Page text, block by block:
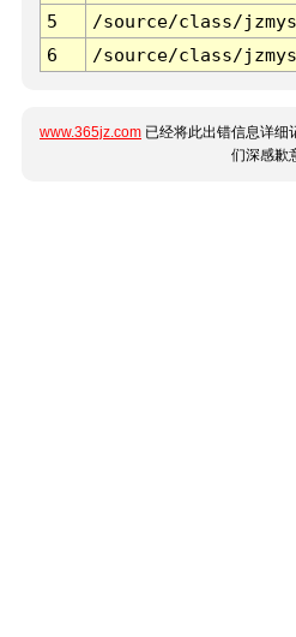
5
/source/class/
6
/source/class/
www.365jz.com 已经将此出错信息详细
们深感歉